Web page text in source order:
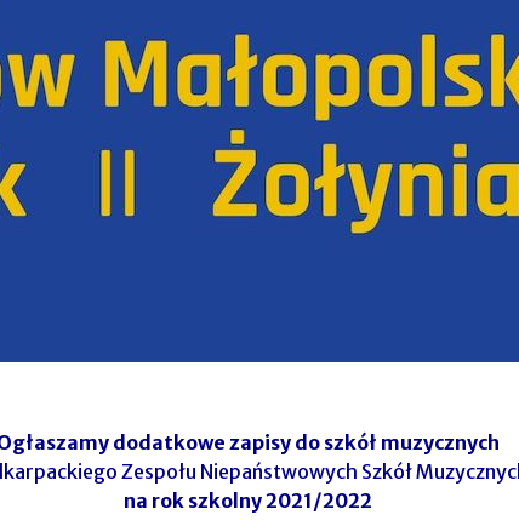
dodatkowe zapisy do szkół muzycznych
Zespołu Niepaństwowych Szkół
na rok szkolny 2021/2022